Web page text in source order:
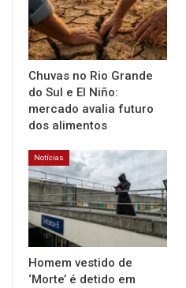
Chuvas no Rio Grande
do Sul e El Niño:
mercado avalia futuro
dos alimentos
Notícias
Homem vestido de
‘Morte’ é detido em